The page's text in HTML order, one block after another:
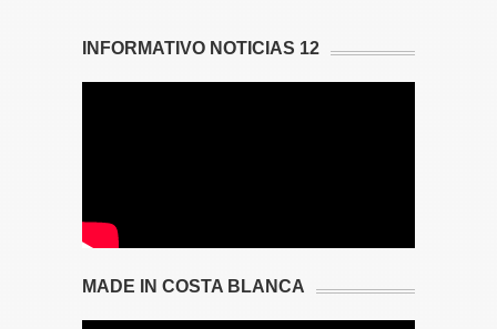
INFORMATIVO NOTICIAS 12
MADE IN COSTA BLANCA